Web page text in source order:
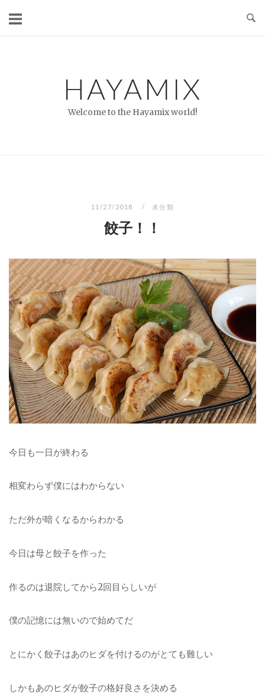
HAYAMIX
Welcome to the Hayamix world!
11/27/2018 未分類
餃子！！
今日も一日が終わる
相変わらず僕にはわからない
ただ外が暗くなるからわかる
今日は母と餃子を作った
作るのは退院してから2回目らしいが
僕の記憶には無いので始めてだ
とにかく餃子はあのヒダを付けるのがとても難しい
しかもあのヒダが餃子の格好良さを決める